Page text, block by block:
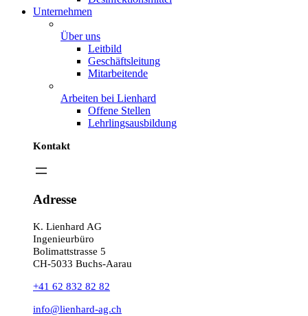
Unternehmen
Über uns
Leitbild
Geschäftsleitung
Mitarbeitende
Arbeiten bei Lienhard
Offene Stellen
Lehrlingsausbildung
Kontakt
Adresse
K. Lienhard AG
Ingenieurbüro
Bolimattstrasse 5
CH-5033 Buchs-Aarau
+41 62 832 82 82
info@lienhard-ag.ch